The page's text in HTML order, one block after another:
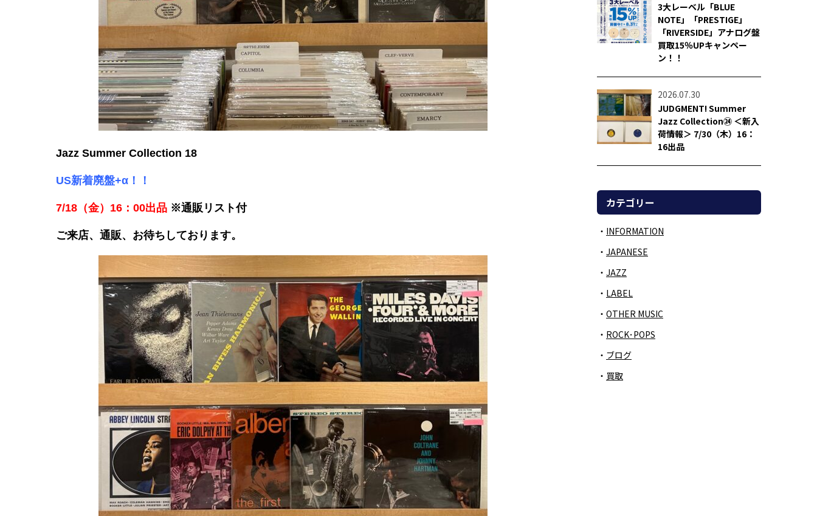
Jazz Summer Collection 18
US新着廃盤+α ！！
7/18（金）16：00出品 ※通販リスト付
ご来店、通販、お待ちしております。
3大レーベル「BLUE
NOTE」「PRESTIGE」
「RIVERSIDE」アナログ盤
買取15％UPキャンペー
ン！！
2026.07.30
JUDGMENT! Summer
Jazz Collection㉔ ＜新入
荷情報＞ 7/30（木）16：
16出品
カテゴリー
INFORMATION
JAPANESE
JAZZ
LABEL
OTHER MUSIC
ROCK･POPS
ブログ
買取